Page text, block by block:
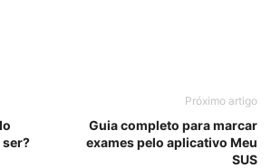
ser?
Próximo artigo
Guia completo para marcar
exames pelo aplicativo Meu
SUS